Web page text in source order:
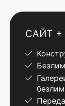
САЙТ +